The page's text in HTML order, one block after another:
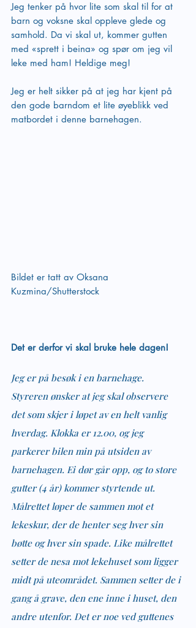
Jeg tenker på hvor lite som skal til for at
barn og voksne skal oppleve glede og
samhold. Da vi skal ut, kommer gutten
med «sprett i beina» og spør om jeg vil
leke med ham! Heldige meg!
Jeg er helt sikker på at jeg har kjent på
den gode barndom et lite øyeblikk ved
matbordet i denne barnehagen.
Bildet er tatt av Oksana
Kuzmina/Shutterstock
Det er derfor vi skal bruke hele dagen!
Jeg er på besøk i en barnehage.
Styreren ønsker at jeg skal observere
det som skjer i løpet av en helt vanlig
hverdag. Klokka er 12.00, og jeg
parkerer bilen min på utsiden av
barnehagen. Ei dør går opp, og to store
gutter (4 år) kommer styrtende ut.
Målrettet løper de sammen mot et
lekeskur, der de henter seg hver sin
bøtte og hver sin spade. Like målrettet
setter de nesa mot lekehuset som ligger
midt på uteområdet. Sammen setter de i
gang å grave, den ene inne i huset, den
andre utenfor. Det er noe ved guttenes